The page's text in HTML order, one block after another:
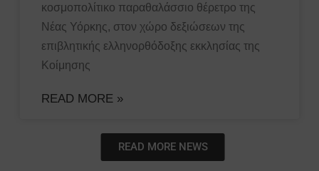
κοσμοπολίτικο παραθαλάσσιο θέρετρο της
Νέας Υόρκης, στον χώρο δεξιώσεων της
επιβλητικής ελληνορθόδοξης εκκλησίας της
Κοίμησης
READ MORE »
READ MORE NEWS